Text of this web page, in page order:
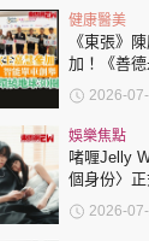
Standard
健康醫美
《東張》
加！《善
智能單車
公里等於環
2026-
娛樂焦點
啫喱Jelly
個身份〉
烈日當空險
入樂壇要多
2026-